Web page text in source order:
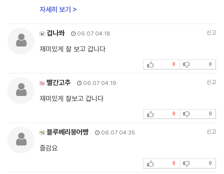
자세히 보기 >
겁나쏴 06.07 04:18 신고
재미있게 잘 보고 갑니다
0 0
빨간고추 06.07 04:19 신고
재미있게 잘보고 갑니다
0 0
블루베리붕어빵 06.07 04:35 신고
즐감요
0 0